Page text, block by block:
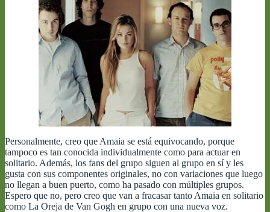
Personalmente, creo que Amaia se está equivocando, porque
tampoco es tan conocida individualmente como para actuar en
solitario. Además, los fans del grupo siguen al grupo en sí y les
gusta con sus componentes originales, no con variaciones que luego
no llegan a buen puerto, como ha pasado con múltiples grupos.
Espero que no, pero creo que van a fracasar tanto Amaia en solitario
como La Oreja de Van Gogh en grupo con una nueva voz.